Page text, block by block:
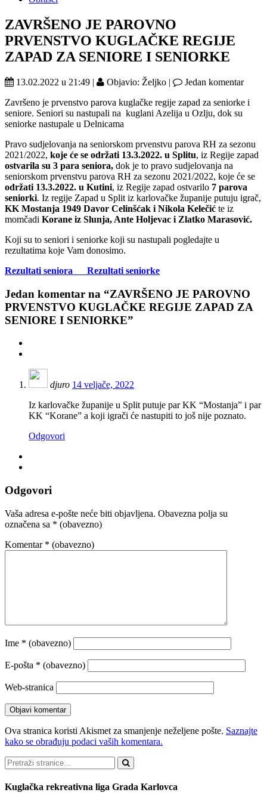
ZAVRŠENO JE PAROVNO
PRVENSTVO KUGLAČKE REGIJE
ZAPAD ZA SENIORE I SENIORKE
13.02.2022 u 21:49 | Objavio: Željko |
Jedan komentar
Završeno je prvenstvo parova kuglačke regije zapad za seniorke i
seniore. Seniori su nastupali na kuglani Azelija u Ozlju, dok su
seniorke nastupale u Delnicama
Pravo sudjelovanja na seniorskom prvenstvu parova RH za sezonu
2021/2022, koje će se održati 13.3.2022. u Splitu, iz Regije zapad
ostvarila su 3 para seniora, dok je to pravo sudjelovanja na
seniorskom prvenstvu parova RH za sezonu 2021/2022, koje će se
održati 13.3.2022. u Kutini, iz Regije zapad ostvarilo 7 parova
seniorki. Iz regije Zapad u Split iz karlovačke županije putuju igrač,
KK Mostanja 1949 Davor Celinšćak i Nikola Kelečić te iz
momčadi Korane iz Slunja, Ante Holjevac i Zlatko Marasović.
Koji su to seniori i seniorke koji su nastupali pogledajte u
rezultatima koje Vam donosimo.
Rezultati seniora Rezultati seniorke
Jedan komentar na “ZAVRŠENO JE PAROVNO
PRVENSTVO KUGLAČKE REGIJE ZAPAD ZA
SENIORE I SENIORKE”
djuro 14 veljače, 2022
Iz karlovačke županije u Split putuje par KK “Mostanja” i par
KK “Korane” a koji igrači će nastupiti to još nije poznato.
Odgovori
Odgovori
Vaša adresa e-pošte neće biti objavljena. Obavezna polja su
označena sa * (obavezno)
Komentar * (obavezno)
Ime * (obavezno)
E-pošta * (obavezno)
Web-stranica
Ova stranica koristi Akismet za smanjenje neželjene pošte. Saznajte
kako se obrađuju podaci vaših komentara.
Pretraži
Kuglačka rekreativna liga Grada Karlovca